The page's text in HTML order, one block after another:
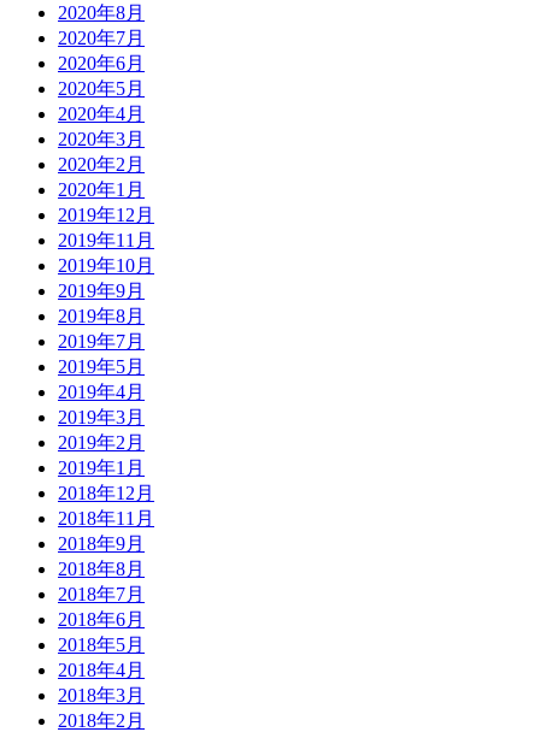
2020年8月
2020年7月
2020年6月
2020年5月
2020年4月
2020年3月
2020年2月
2020年1月
2019年12月
2019年11月
2019年10月
2019年9月
2019年8月
2019年7月
2019年5月
2019年4月
2019年3月
2019年2月
2019年1月
2018年12月
2018年11月
2018年9月
2018年8月
2018年7月
2018年6月
2018年5月
2018年4月
2018年3月
2018年2月